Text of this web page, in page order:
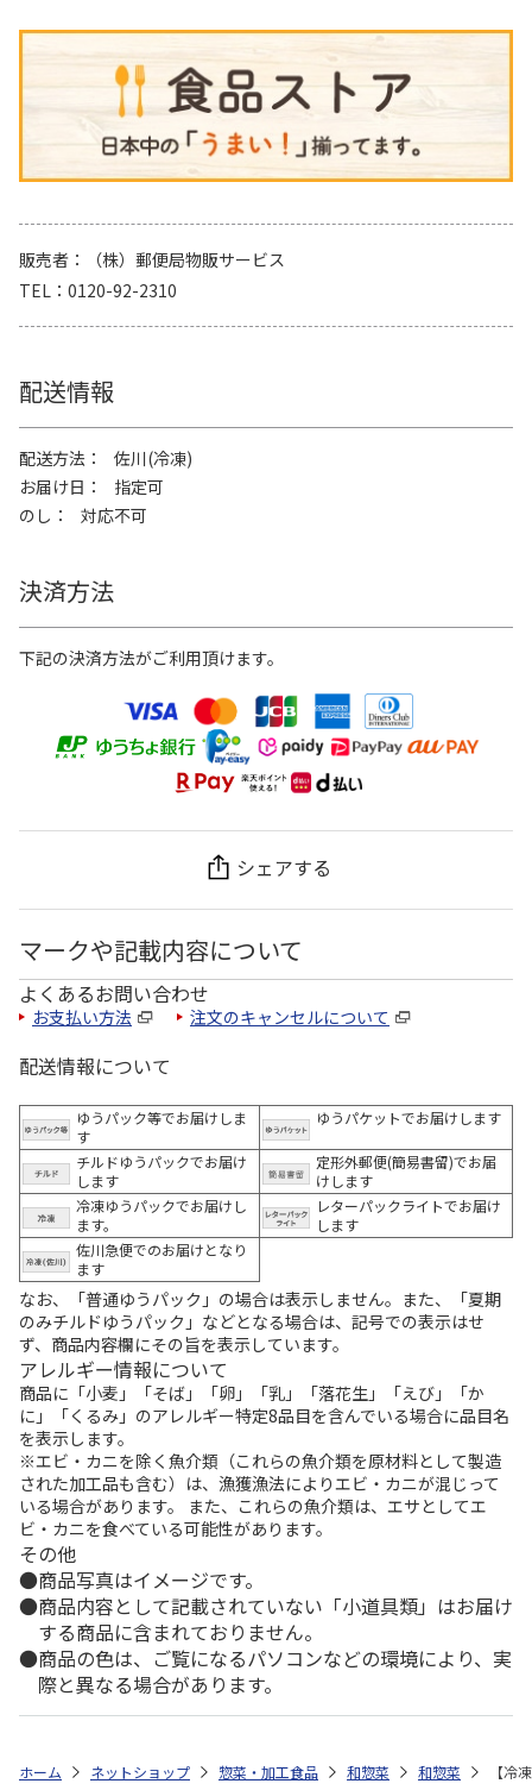
販売者
（株）郵便局物販サービス
TEL
0120-92-2310
配送情報
配送方法
佐川(冷凍)
お届け日
指定可
のし
対応不可
決済方法
下記の決済方法がご利用頂けます。
シェアする
マークや記載内容について
よくあるお問い合わせ
お支払い方法 注文のキャンセルについて
配送情報について
ゆうパック等でお届けしま
す
ゆうパケットでお届けします
チルドゆうパックでお届け
します
定形外郵便(簡易書留)でお届
けします
冷凍ゆうパックでお届けし
ます。
レターパックライトでお届け
します
佐川急便でのお届けとなり
ます
なお、「普通ゆうパック」の場合は表示しません。また、「夏期
のみチルドゆうパック」などとなる場合は、記号での表示はせ
ず、商品内容欄にその旨を表示しています。
アレルギー情報について
商品に「小麦」「そば」「卵」「乳」「落花生」「えび」「か
に」「くるみ」のアレルギー特定8品目を含んでいる場合に品目名
を表示します。
※エビ・カニを除く魚介類（これらの魚介類を原材料として製造
された加工品も含む）は、漁獲漁法によりエビ・カニが混じって
いる場合があります。 また、これらの魚介類は、エサとしてエ
ビ・カニを食べている可能性があります。
その他
商品写真はイメージです。
商品内容として記載されていない「小道具類」はお届け
する商品に含まれておりません。
商品の色は、ご覧になるパソコンなどの環境により、実
際と異なる場合があります。
ホーム ネットショップ 惣菜・加工食品 和惣菜 和惣菜 【冷